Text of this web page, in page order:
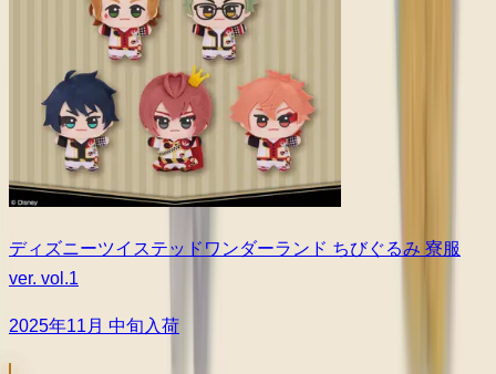
ディズニーツイステッドワンダーランド ちびぐるみ 寮服
ver. vol.1
2025年11月 中旬入荷